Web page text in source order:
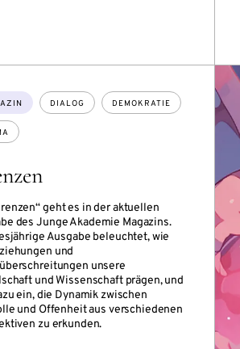
geht es in der aktuellen
des Junge Akademie Magazins.
Ausgabe beleuchtet, wie
und
unsere
und Wissenschaft prägen, und
ein, die Dynamik zwischen
und Offenheit aus verschiedenen
zu erkunden.
DIALOG DEMOKRATIE